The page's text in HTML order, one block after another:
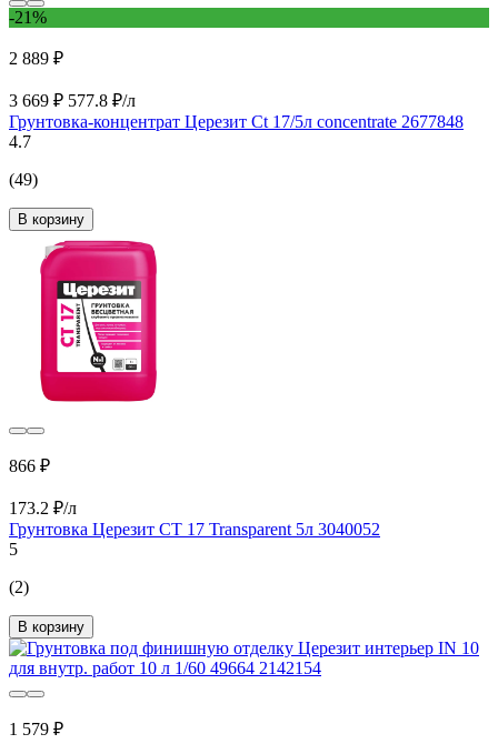
-21%
2 889 ₽
3 669 ₽ 577.8 ₽/л
Грунтовка-концентрат Церезит Ct 17/5л concentrate 2677848
4.7
(49)
В корзину
866 ₽
173.2 ₽/л
Грунтовка Церезит CT 17 Transparent 5л 3040052
5
(2)
В корзину
1 579 ₽